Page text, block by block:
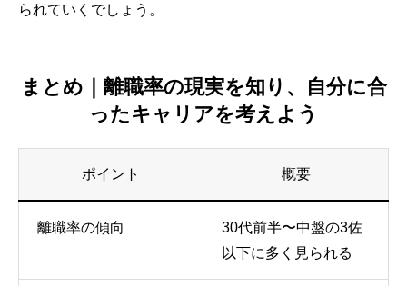
られていくでしょう。
まとめ｜離職率の現実を知り、自分に合
ったキャリアを考えよう
ポイント 概要
離職率の傾向
30代前半〜中盤の3佐
以下に多く見られる